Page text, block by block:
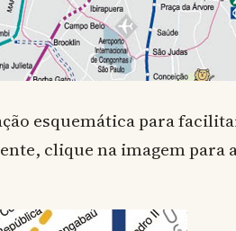
esquemática para
clique na imagem para